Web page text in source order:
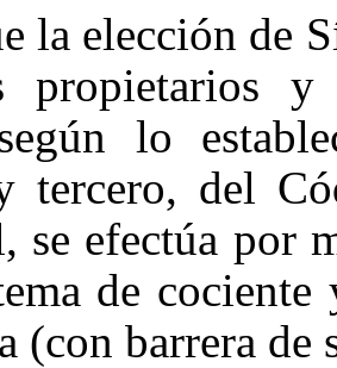
la elección de
propietarios
lo
tercero, del
se efectúa por
de
(con barrera de